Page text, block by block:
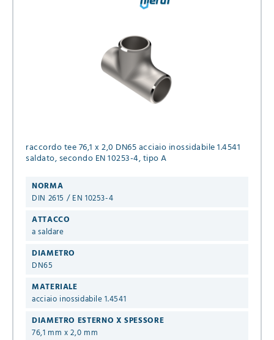
raccordo tee 76,1 x 2,0 DN65 acciaio inossidabile 1.4541
saldato, secondo EN 10253-4, tipo A
NORMA
DIN 2615 / EN 10253-4
ATTACCO
a saldare
DIAMETRO
DN65
MATERIALE
acciaio inossidabile 1.4541
DIAMETRO ESTERNO X SPESSORE
76,1 mm x 2,0 mm